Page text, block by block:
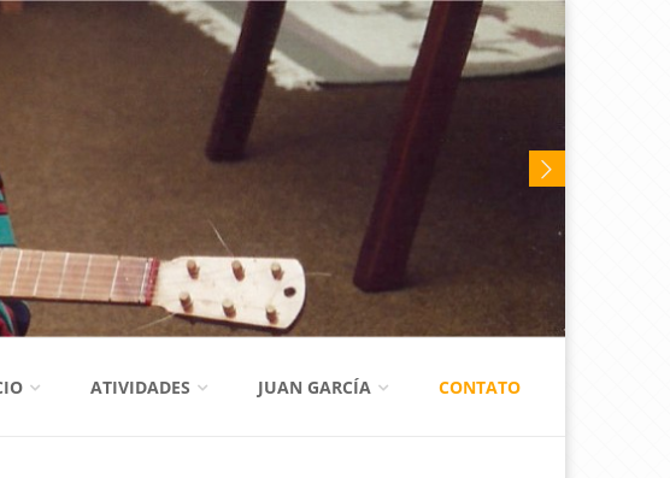
ATIVIDADES JUAN GARCÍA CONTATO